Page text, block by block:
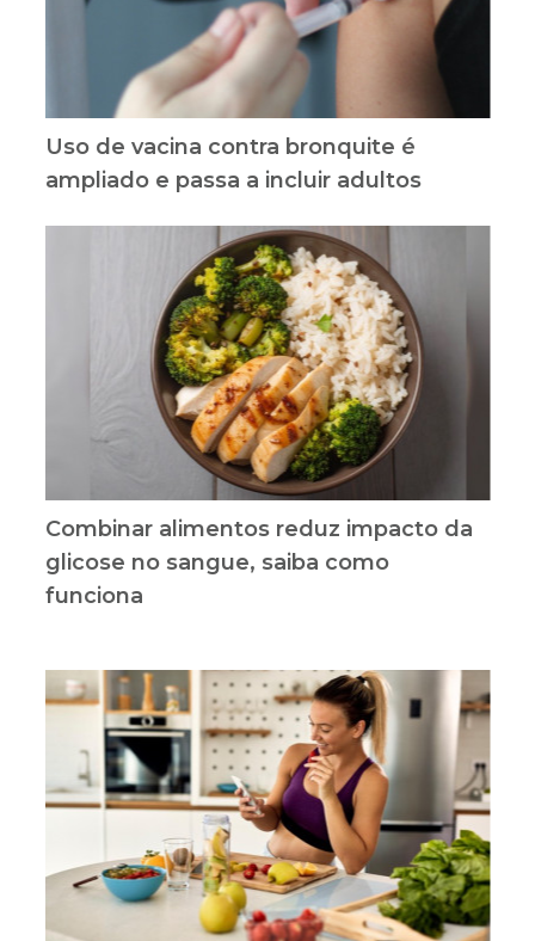
Uso de vacina contra bronquite é
ampliado e passa a incluir adultos
Combinar alimentos reduz impacto da
glicose no sangue, saiba como
funciona